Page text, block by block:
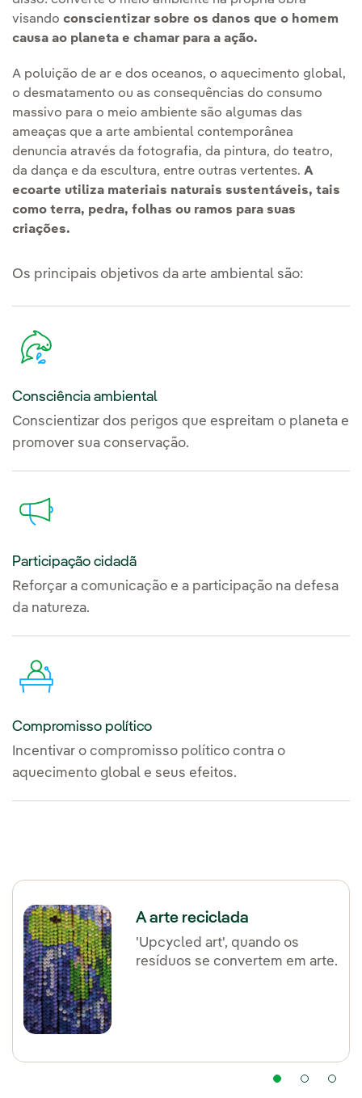
visando conscientizar sobre os danos que o homem
causa ao planeta e chamar para a ação.
A poluição de ar e dos oceanos, o aquecimento global,
o desmatamento ou as consequências do consumo
massivo para o meio ambiente são algumas das
ameaças que a arte ambiental contemporânea
denuncia através da fotografia, da pintura, do teatro,
da dança e da escultura, entre outras vertentes. A
ecoarte utiliza materiais naturais sustentáveis, tais
como terra, pedra, folhas ou ramos para suas
criações.
Os principais objetivos da arte ambiental são:
Consciência ambiental
Conscientizar dos perigos que espreitam o planeta e
promover sua conservação.
Participação cidadã
Reforçar a comunicação e a participação na defesa
da natureza.
Compromisso político
Incentivar o compromisso político contra o
aquecimento global e seus efeitos.
A arte reciclada
'Upcycled art', quando os
resíduos se convertem em arte.